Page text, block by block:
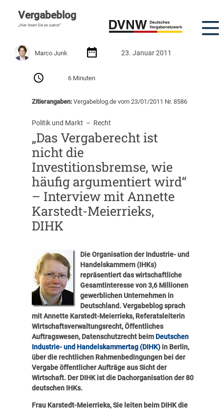
Vergabeblog
„Hier lesen Sie es zuerst“
Marco Junk 23. Januar 2011
6 Minuten
Zitierangaben:Vergabeblog.de vom 23/01/2011 Nr. 8586
Politik und Markt
  –
Recht
„Das Vergaberecht ist
nicht die
Investitionsbremse, wie
häufig argumentiert wird“
– Interview mit Annette
Karstedt-Meierrieks,
DIHK
Die Organisation der Industrie- und
Handelskammern (IHKs)
repräsentiert das wirtschaftliche
Gesamtinteresse von 3,6 Millionen
gewerblichen Unternehmen in
Deutschland. Vergabeblog sprach
mit Annette Karstedt-Meierrieks, Referatsleiterin
Wirtschaftsverwaltungsrecht, Öffentliches
Auftragswesen, Datenschutzrecht beim Deutschen
Industrie- und Handelskammertag (DIHK)in Berlin,
über die rechtlichen Rahmenbedingungen bei der
Vergabe öffentlicher Aufträge aus Sicht der
Wirtschaft. Der DIHK ist die Dachorganisation der 80
deutschen IHKs.
Frau Karstedt-Meierrieks, Sie leiten beim DIHK die